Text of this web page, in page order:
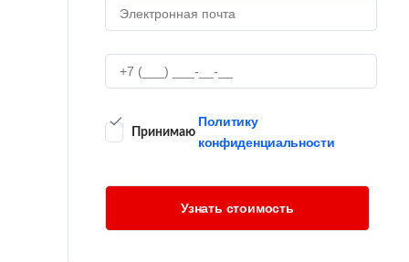
Принимаю
Политику
конфиденциальности